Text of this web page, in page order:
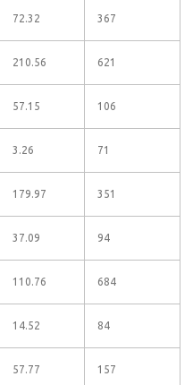
72.32 367
210.56 621
57.15 106
3.26 71
179.97 351
37.09 94
110.76 684
14.52 84
57.77 157